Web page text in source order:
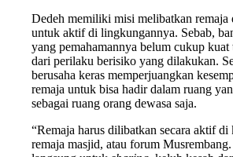
Dedeh memiliki misi melibatkan remaja
untuk aktif di lingkungannya. Sebab,
yang pemahamannya belum cukup
dari perilaku berisiko yang dilakukan.
berusaha keras memperjuangkan
remaja untuk bisa hadir dalam ruang
sebagai ruang orang dewasa saja.
“Remaja harus dilibatkan secara aktif di
remaja masjid, atau forum